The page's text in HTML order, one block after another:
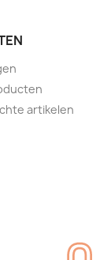
artikelen